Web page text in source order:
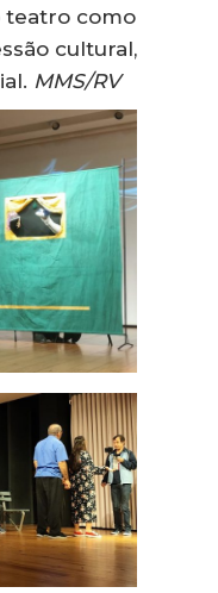
teatro como
cultural,
MMS/RV